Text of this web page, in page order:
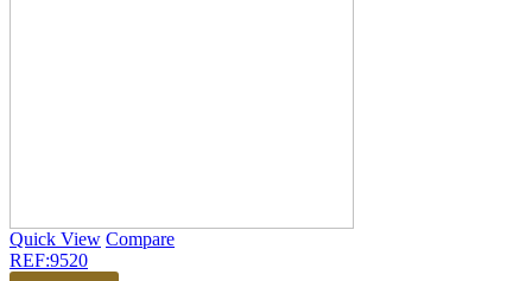
Quick View Compare
REF:9520